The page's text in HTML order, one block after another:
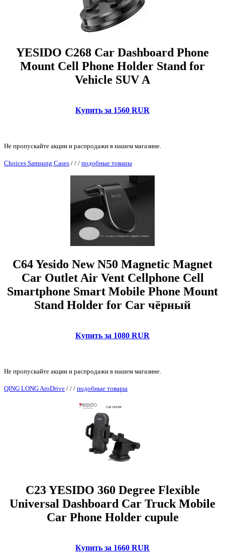
YESIDO C268 Car Dashboard Phone
Mount Cell Phone Holder Stand for
Vehicle SUV A
Купить за 1560 RUR
Не пропускайте акции и распродажи в нашем магазине.
Choices Samsung Cases / / / подобные товары
C64 Yesido New N50 Magnetic Magnet
Car Outlet Air Vent Cellphone Cell
Smartphone Smart Mobile Phone Mount
Stand Holder for Car чёрный
Купить за 1080 RUR
Не пропускайте акции и распродажи в нашем магазине.
QING LONG AroDrive / / / подобные товары
C23 YESIDO 360 Degree Flexible
Universal Dashboard Car Truck Mobile
Car Phone Holder cupule
Купить за 1660 RUR